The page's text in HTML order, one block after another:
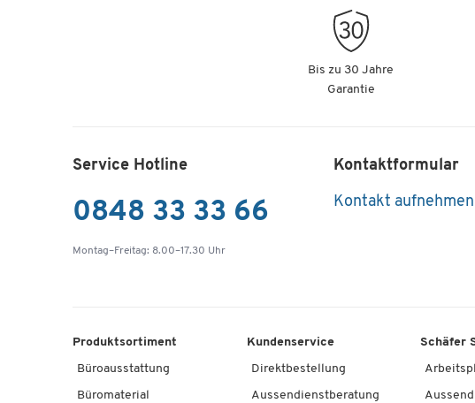
Bis zu 30 Jahre
Garantie
Service Hotline
0848 33 33 66
Montag–Freitag: 8.00–17.30 Uhr
Kontaktformular
Kontakt aufnehmen
Produktsortiment
Büroausstattung
Büromaterial
Kundenservice
Direktbestellung
Aussendienstberatung
Schäfer